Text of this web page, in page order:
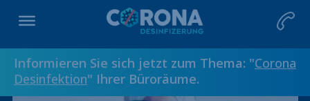
Informieren Sie sich jetzt zum Thema: "Corona
Desinfektion" Ihrer Büroräume.